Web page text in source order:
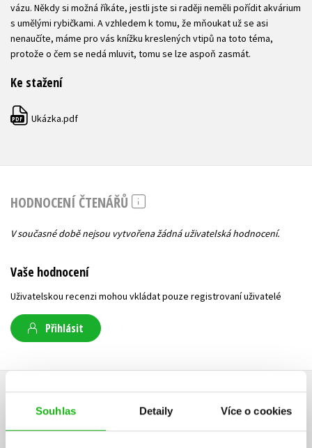
Souhlas Detaily Více o cookies
vázu. Někdy si možná říkáte, jestli jste si raději neměli pořídit akvárium
s umělými rybičkami. A vzhledem k tomu, že mňoukat už se asi
nenaučíte, máme pro vás knížku kreslených vtipů na toto téma,
protože o čem se nedá mluvit, tomu se lze aspoň zasmát.
Ke stažení
PDF Ukázka.pdf
HODNOCENÍ ČTENÁŘŮ
V současné době nejsou vytvořena žádná uživatelská hodnocení.
Vaše hodnocení
Uživatelskou recenzi mohou vkládat pouze registrovaní uživatelé
Přihlásit
AUTOR KNIHY